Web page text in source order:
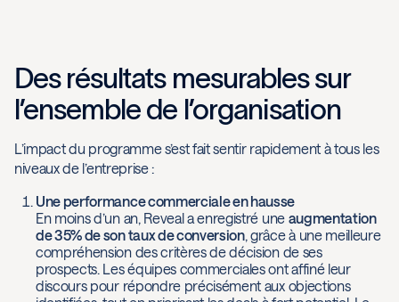
Des résultats mesurables sur
l’ensemble de l’organisation
L’impact du programme s’est fait sentir rapidement à tous les
niveaux de l’entreprise :
Une performance commerciale en hausse
En moins d’un an, Reveal a enregistré une augmentation
de 35% de son taux de conversion, grâce à une meilleure
compréhension des critères de décision de ses
prospects. Les équipes commerciales ont affiné leur
discours pour répondre précisément aux objections